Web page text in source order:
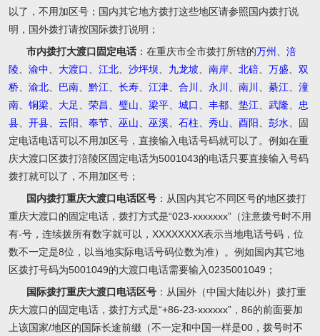
以了，不用加区号；国内其它地方拨打这些地区请参照国内拨打说
明，国外拨打请按国际拨打说明；
市内拨打大渡口固定电话：在重庆市全市拨打所辖的万州
涪
陵
渝中 大渡口 江北、 沙坪坝 九龙坡 南岸、 北碚、 万盛
双
桥、 渝北、 巴南、 黔江 长寿、 江津、 合川 永川 南川 綦江
潼
南、 铜梁、 大足 荣昌 璧山 梁平、 城口 丰都、 垫江 武隆
忠
县、 开县、 云阳 奉节、 巫山 巫溪、 石柱 秀山 酉阳 彭水 、固
定电话电话可以不用加区号，直接输入电话号码就可以了。例如在重
庆大渡口区拨打涪陵区固定电话为5001043的电话只要直接输入号码
拨打就可以了，不用加区号；
国内拨打重庆大渡口电话区号：从国内其它不同区号的地区拨打
重庆大渡口的固定电话，拨打方式是“023-xxxxxxx”（注意拨号时不用
有-号，连续拨所有数字就可以，XXXXXXXX表示当地电话号码，位
数不一定是8位，以当地实际电话号码位数为准）。例如国内其它地
区拨打号码为5001049的大渡口电话需要输入0235001049；
国际拨打重庆大渡口电话区号：从国外（中国大陆以外）拨打重
庆大渡口的固定电话，拨打方式是“+86-23-xxxxxx”，86的前面要加
上该国家/地区的国际长途前缀（不一定和中国一样是00，拨号时不